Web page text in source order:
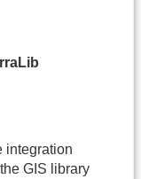
integration
GIS library